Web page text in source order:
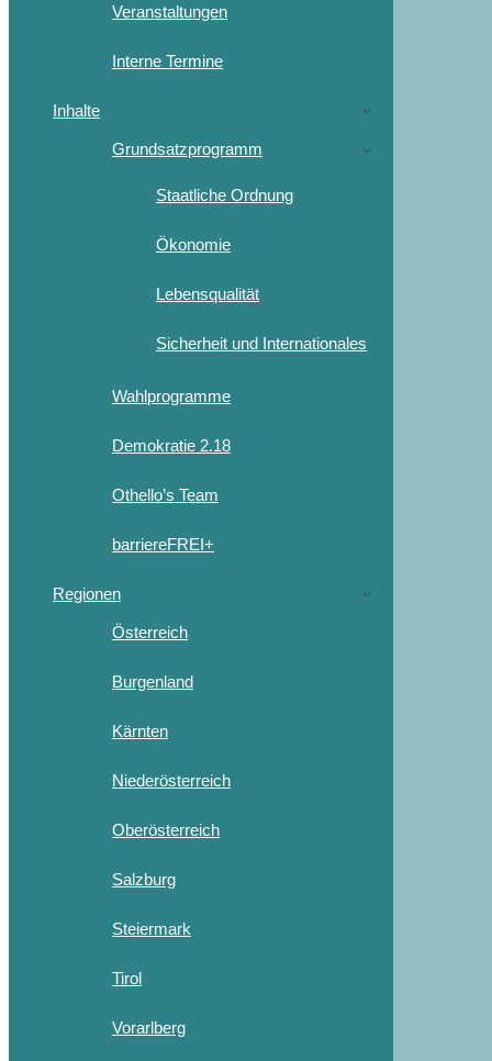
Veranstaltungen
Interne Termine
Inhalte
Grundsatzprogramm
Staatliche Ordnung
Ökonomie
Lebensqualität
Sicherheit und Internationales
Wahlprogramme
Demokratie 2.18
Othello’s Team
barriereFREI+
Regionen
Österreich
Burgenland
Kärnten
Niederösterreich
Oberösterreich
Salzburg
Steiermark
Tirol
Vorarlberg